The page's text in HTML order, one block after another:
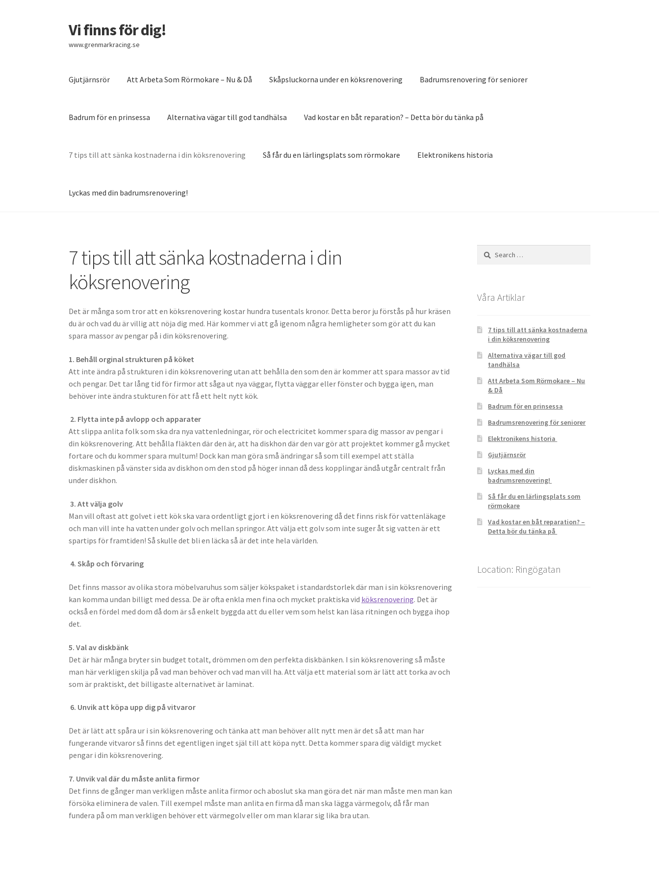
Skip
to
navigation
Skip
to
content
Vi finns för dig!
www.grenmarkracing.se
Gjutjärnsrör Att Arbeta Som Rörmokare – Nu & Då Skåpsluckorna under en köksrenovering Badrumsrenovering för seniorer
Badrum för en prinsessa Alternativa vägar till god tandhälsa Vad kostar en båt reparation? – Detta bör du tänka på
7 tips till att sänka kostnaderna i din köksrenovering Så får du en lärlingsplats som rörmokare Elektronikens historia
Lyckas med din badrumsrenovering!
Badrum för en prinsessa Badrumsrenovering för seniorer Elektronikens historia Lyckas med din badrumsrenovering!
Så får du en lärlingsplats som rörmokare
7 tips till att sänka kostnaderna i din
köksrenovering
Det är många som tror att en köksrenovering kostar hundra tusentals kronor. Detta beror ju förstås på hur kräsen
du är och vad du är villig att nöja dig med. Här kommer vi att gå igenom några hemligheter som gör att du kan
spara massor av pengar på i din köksrenovering.
1. Behåll orginal strukturen på köket
Att inte ändra på strukturen i din köksrenovering utan att behålla den som den är kommer att spara massor av tid
och pengar. Det tar lång tid för firmor att såga ut nya väggar, flytta väggar eller fönster och bygga igen, man
behöver inte ändra stukturen för att få ett helt nytt kök.
2. Flytta inte på avlopp och apparater
Att slippa anlita folk som ska dra nya vattenledningar, rör och electricitet kommer spara dig massor av pengar i
din köksrenovering. Att behålla fläkten där den är, att ha diskhon där den var gör att projektet kommer gå mycket
fortare och du kommer spara multum! Dock kan man göra små ändringar så som till exempel att ställa
diskmaskinen på vänster sida av diskhon om den stod på höger innan då dess kopplingar ändå utgår centralt från
under diskhon.
3. Att välja golv
Man vill oftast att golvet i ett kök ska vara ordentligt gjort i en köksrenovering då det finns risk för vattenläkage
och man vill inte ha vatten under golv och mellan springor. Att välja ett golv som inte suger åt sig vatten är ett
spartips för framtiden! Så skulle det bli en läcka så är det inte hela världen.
4. Skåp och förvaring
Det finns massor av olika stora möbelvaruhus som säljer kökspaket i standardstorlek där man i sin köksrenovering
kan komma undan billigt med dessa. De är ofta enkla men fina och mycket praktiska vid köksrenovering. Det är
också en fördel med dom då dom är så enkelt byggda att du eller vem som helst kan läsa ritningen och bygga ihop
det.
5. Val av diskbänk
Det är här många bryter sin budget totalt, drömmen om den perfekta diskbänken. I sin köksrenovering så måste
man här verkligen skilja på vad man behöver och vad man vill ha. Att välja ett material som är lätt att torka av och
som är praktiskt, det billigaste alternativet är laminat.
6. Unvik att köpa upp dig på vitvaror
Det är lätt att spåra ur i sin köksrenovering och tänka att man behöver allt nytt men är det så att man har
fungerande vitvaror så finns det egentligen inget själ till att köpa nytt. Detta kommer spara dig väldigt mycket
pengar i din köksrenovering.
7. Unvik val där du måste anlita firmor
Det finns de gånger man verkligen måste anlita firmor och aboslut ska man göra det när man måste men man kan
försöka eliminera de valen. Till exempel måste man anlita en firma då man ska lägga värmegolv, då får man
fundera på om man verkligen behöver ett värmegolv eller om man klarar sig lika bra utan.
Search
Våra Artiklar
7 tips till att sänka kostnaderna
i din köksrenovering
Alternativa vägar till god
tandhälsa
Att Arbeta Som Rörmokare – Nu
& Då
Badrum för en prinsessa
Badrumsrenovering för seniorer
Elektronikens historia
Gjutjärnsrör
Lyckas med din
badrumsrenovering!
Så får du en lärlingsplats som
rörmokare
Vad kostar en båt reparation? –
Detta bör du tänka på
Location: Ringögatan